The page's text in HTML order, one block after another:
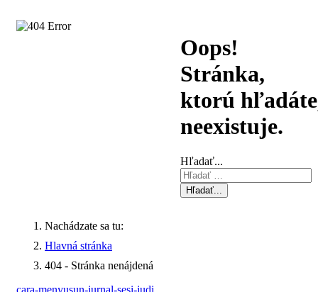
Oops!
Stránka,
ktorú
neexistuje.
Hľadať...
Hľadať...
Nachádzate sa tu:
Hlavná stránka
404 - Stránka nenájdená
cara-menyusun-jurnal-sesi-judi